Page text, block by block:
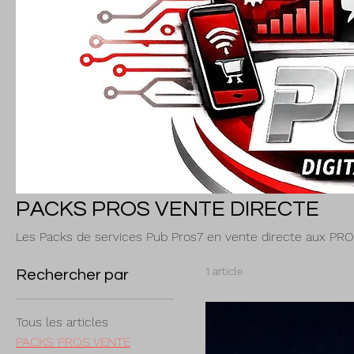
PACKS PROS VENTE DIRECTE
Les Packs de services Pub Pros7 en vente directe aux
Rechercher par
Tous les articles
PACKS PROS VENTE
1 article